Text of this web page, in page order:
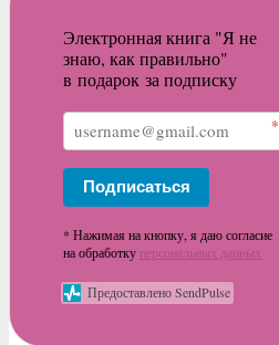
Электронная книга "Я не
знаю, как правильно"
в подарок за подписку
*
Подписаться
* Нажимая на кнопку, я даю согласие
на обработку персональных данных
Предоставлено SendPulse